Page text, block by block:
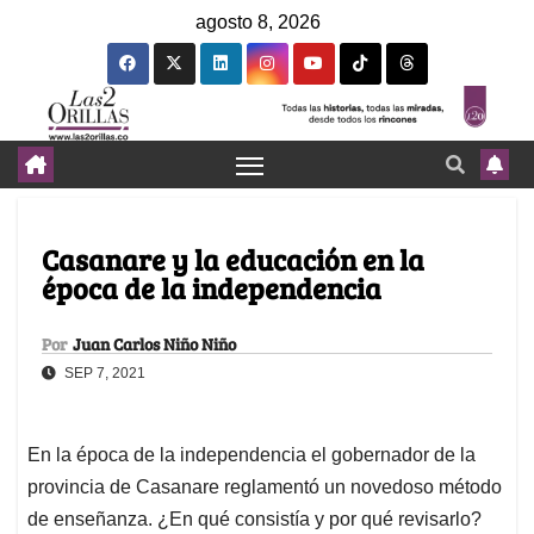
agosto 8, 2026
Casanare y la educación en la
época de la independencia
Por Juan Carlos Niño Niño
SEP 7, 2021
En la época de la independencia el gobernador de la
provincia de Casanare reglamentó un novedoso método
de enseñanza. ¿En qué consistía y por qué revisarlo?